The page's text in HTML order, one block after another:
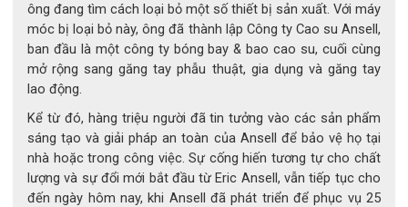
ông đang tìm cách loại bỏ một số thiết bị sản xuất. Với máy
móc bị loại bỏ này, ông đã thành lập Công ty Cao su Ansell,
ban đầu là một công ty bóng bay & bao cao su, cuối cùng
mở rộng sang găng tay phẫu thuật, gia dụng và găng tay
lao động.
Kể từ đó, hàng triệu người đã tin tưởng vào các sản phẩm
sáng tạo và giải pháp an toàn của Ansell để bảo vệ họ tại
nhà hoặc trong công việc. Sự cống hiến tương tự cho chất
lượng và sự đổi mới bắt đầu từ Eric Ansell, vẫn tiếp tục cho
đến ngày hôm nay, khi Ansell đã phát triển để phục vụ 25